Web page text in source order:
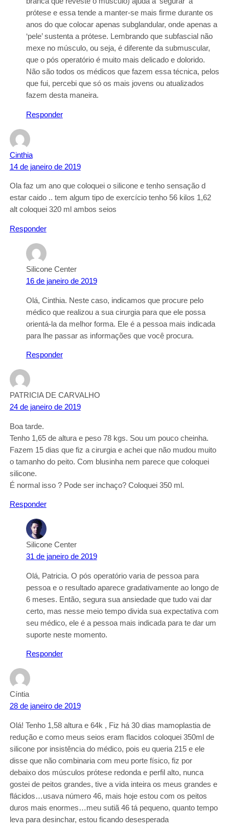
prótese e essa tende a manter-se mais firme durante os
anos do que colocar apenas subglandular, onde apenas a
‘pele’ sustenta a prótese. Lembrando que subfascial não
mexe no músculo, ou seja, é diferente da submuscular,
que o pós operatório é muito mais delicado e dolorido.
Não são todos os médicos que fazem essa técnica, pelos
que fui, percebi que só os mais jovens ou atualizados
fazem desta maneira.
Responder
Cinthia
14 de janeiro de 2019
Ola faz um ano que coloquei o silicone e tenho sensação d
estar caido .. tem algum tipo de exercício tenho 56 kilos 1,62
alt coloquei 320 ml ambos seios
Responder
Silicone Center
16 de janeiro de 2019
Olá, Cinthia. Neste caso, indicamos que procure pelo
médico que realizou a sua cirurgia para que ele possa
orientá-la da melhor forma. Ele é a pessoa mais indicada
para lhe passar as informações que você procura.
Responder
PATRICIA DE CARVALHO
24 de janeiro de 2019
Boa tarde.
Tenho 1,65 de altura e peso 78 kgs. Sou um pouco cheinha.
Fazem 15 dias que fiz a cirurgia e achei que não mudou muito
o tamanho do peito. Com blusinha nem parece que coloquei
silicone.
É normal isso ? Pode ser inchaço? Coloquei 350 ml.
Responder
Silicone Center
31 de janeiro de 2019
Olá, Patricia. O pós operatório varia de pessoa para
pessoa e o resultado aparece gradativamente ao longo de
6 meses. Então, segura sua ansiedade que tudo vai dar
certo, mas nesse meio tempo divida sua expectativa com
seu médico, ele é a pessoa mais indicada para te dar um
suporte neste momento.
Responder
Cíntia
28 de janeiro de 2019
Olá! Tenho 1,58 altura e 64k , Fiz há 30 dias mamoplastia de
redução e como meus seios eram flacidos coloquei 350ml de
silicone por insistência do médico, pois eu queria 215 e ele
disse que não combinaria com meu porte físico, fiz por
debaixo dos músculos prótese redonda e perfil alto, nunca
gostei de peitos grandes, tive a vida inteira os meus grandes e
flácidos…usava número 46, mais hoje estou com os peitos
duros mais enormes…meu sutiã 46 tá pequeno, quanto tempo
leva para desinchar, estou ficando desesperada